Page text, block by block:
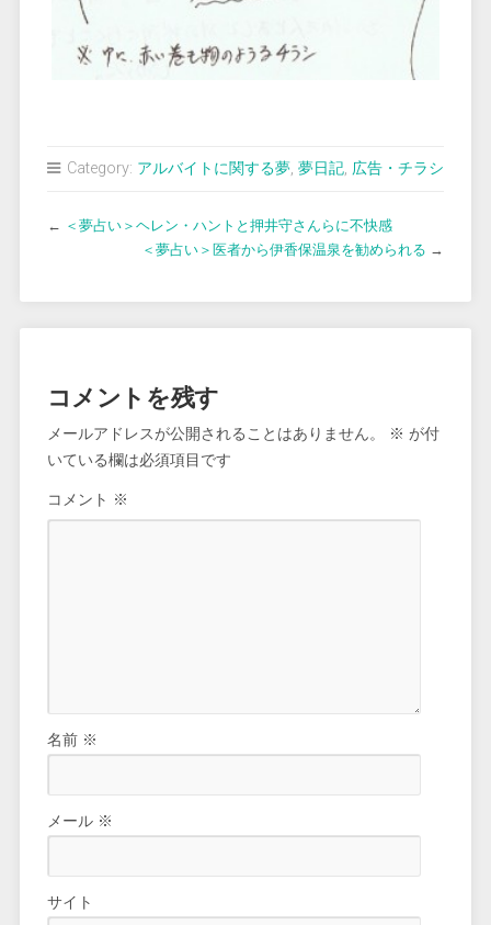
Category: アルバイトに関する夢, 夢日記, 広告・チラシ
← ＜夢占い＞ヘレン・ハントと押井守さんらに不快感
＜夢占い＞医者から伊香保温泉を勧められる →
コメントを残す
メールアドレスが公開されることはありません。 ※ が付
いている欄は必須項目です
コメント ※
名前 ※
メール ※
サイト